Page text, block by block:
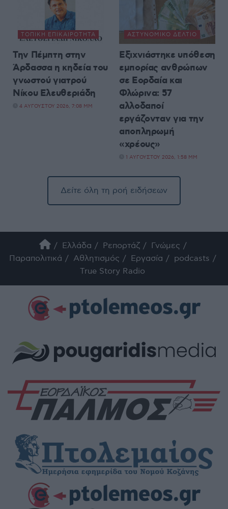
ΤΟΠΙΚΉ ΕΠΙΚΑΙΡΌΤΗΤΑ
Την Πέμπτη στην
Άρδασσα η κηδεία του
γνωστού γιατρού
Νίκου Ελευθεριάδη
4 ΑΥΓΟΎΣΤΟΥ 2026, 7:08 ΜΜ
ΑΣΤΥΝΟΜΙΚΌ ΔΕΛΤΊΟ
Εξιχνιάστηκε υπόθεση
εμπορίας ανθρώπων
σε Εορδαία και
Φλώρινα: 57
αλλοδαποί
εργάζονταν για την
αποπληρωμή
«χρέους»
1 ΑΥΓΟΎΣΤΟΥ 2026, 1:58 ΜΜ
Δείτε όλη τη ροή ειδήσεων
Ελλάδα Ρεπορτάζ
Γνώμες
Παραπολιτικά
Αθλητισμός Εργασία
podcasts
True Story Radio